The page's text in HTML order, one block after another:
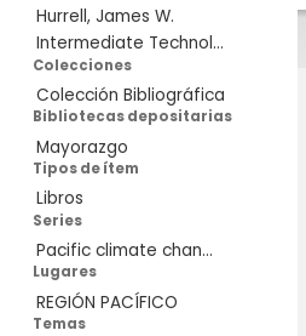
Hurrell, James W.
Intermediate Technol...
Colecciones
Colección Bibliográfica
Bibliotecas depositarias
Mayorazgo
Tipos de ítem
Libros
Series
Pacific climate chan...
Lugares
REGIÓN PACÍFICO
Temas